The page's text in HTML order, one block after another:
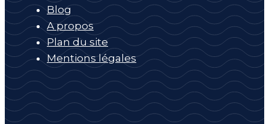
Blog
A propos
Plan du site
Mentions légales